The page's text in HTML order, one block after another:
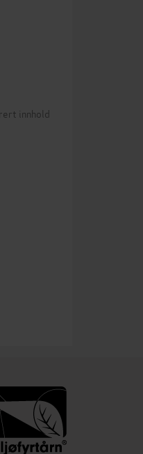
innhold